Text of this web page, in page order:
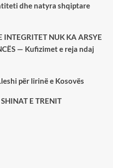
dhe natyra shqiptare
INTEGRITET NUK KA ARSYE
— Kufizimet e reja ndaj
për lirinë e Kosovës
E TRENIT